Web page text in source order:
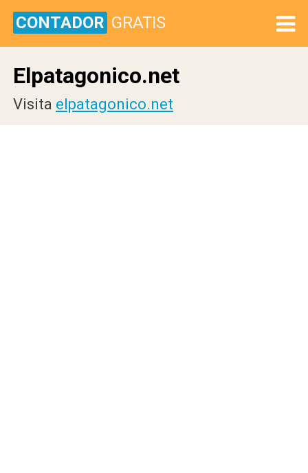
CONTADOR GRATIS
Elpatagonico.net
Visita elpatagonico.net